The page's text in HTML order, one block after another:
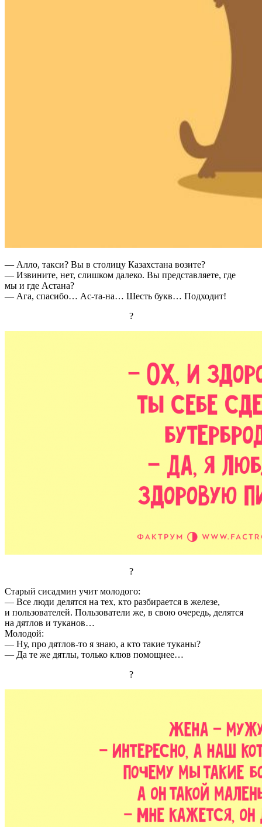
— Алло, такси? Вы в столицу Казахстана возите?
— Извините, нет, слишком далеко. Вы представляете, где
мы и где Астана?
— Ага, спасибо… Ас-та-на… Шесть букв… Подходит!
?
?
Старый сисадмин учит молодого:
— Все люди делятся на тех, кто разбирается в железе,
и пользователей. Пользователи же, в свою очередь, делятся
на дятлов и туканов…
Молодой:
— Ну, про дятлов-то я знаю, а кто такие туканы?
— Да те же дятлы, только клюв помощнее…
?